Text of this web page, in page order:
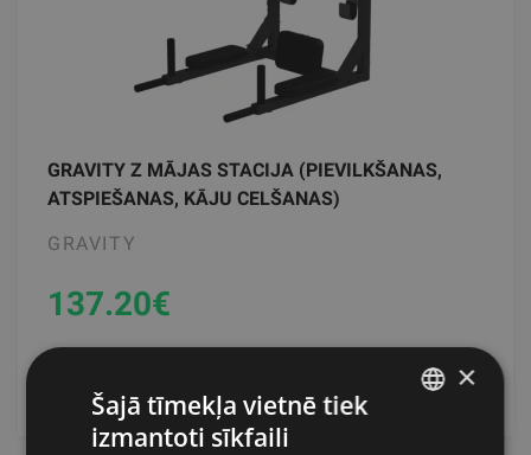
GRAVITY Z MĀJAS STACIJA (PIEVILKŠANAS,
ATSPIEŠANAS, KĀJU CELŠANAS)
GRAVITY
137.20€
×
Šajā tīmekļa vietnē tiek
izmantoti sīkfaili